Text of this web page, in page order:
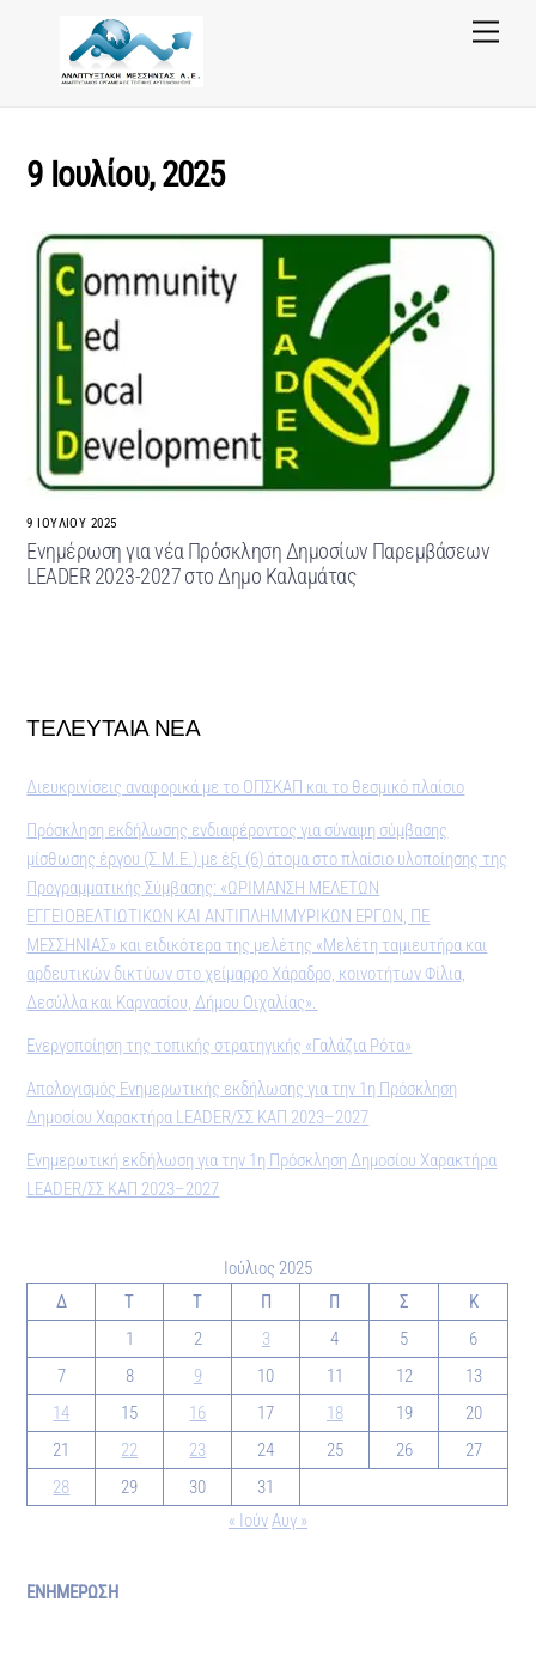
Menu
9 Ιουλίου, 2025
9 ΙΟΥΛΊΟΥ 2025
Ενημέρωση για νέα Πρόσκληση Δημοσίων Παρεμβάσεων
LEADER 2023-2027 στο Δημο Καλαμάτας
ΤΕΛΕΥΤΑΙΑ ΝΕΑ
Διευκρινίσεις αναφορικά με το ΟΠΣΚΑΠ και το θεσμικό πλαίσιο
Πρόσκληση εκδήλωσης ενδιαφέροντος για σύναψη σύμβασης
μίσθωσης έργου (Σ.Μ.Ε.) με έξι (6) άτομα στο πλαίσιο υλοποίησης της
Προγραμματικής Σύμβασης: «ΩΡΙΜΑΝΣΗ ΜΕΛΕΤΩΝ
ΕΓΓΕΙΟΒΕΛΤΙΩΤΙΚΩΝ ΚΑΙ ΑΝΤΙΠΛΗΜΜΥΡΙΚΩΝ ΕΡΓΩΝ, ΠΕ
ΜΕΣΣΗΝΙΑΣ» και ειδικότερα της μελέτης «Μελέτη ταμιευτήρα και
αρδευτικών δικτύων στο χείμαρρο Χάραδρο, κοινοτήτων Φίλια,
Δεσύλλα και Καρνασίου, Δήμου Οιχαλίας».
Ενεργοποίηση της τοπικής στρατηγικής «Γαλάζια Ρότα»
Απολογισμός Ενημερωτικής εκδήλωσης για την 1η Πρόσκληση
Δημοσίου Χαρακτήρα LEADER/ΣΣ ΚΑΠ 2023–2027
Ενημερωτική εκδήλωση για την 1η Πρόσκληση Δημοσίου Χαρακτήρα
LEADER/ΣΣ ΚΑΠ 2023–2027
Ιούλιος 2025
Δ
Τ Τ Π Π Σ
Κ
1
2 3 4 5
6
7
8 9 10 11 12
13
14
15 16 17 18 19
20
21
22 23 24 25 26
27
28
29 30
31
« ΙούνΑυγ »
ΕΝΗΜΕΡΩΣΗ